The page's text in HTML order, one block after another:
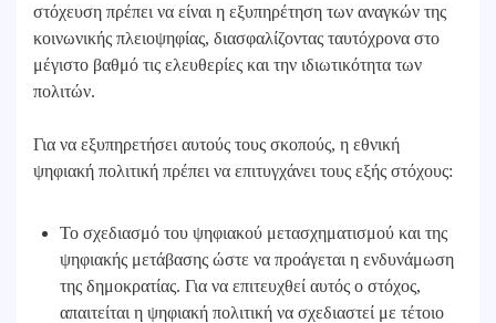
στόχευση πρέπει να είναι η εξυπηρέτηση των αναγκών της
κοινωνικής πλειοψηφίας, διασφαλίζοντας ταυτόχρονα στο
μέγιστο βαθμό τις ελευθερίες και την ιδιωτικότητα των
πολιτών.
Για να εξυπηρετήσει αυτούς τους σκοπούς, η εθνική
ψηφιακή πολιτική πρέπει να επιτυγχάνει τους εξής στόχους:
Το σχεδιασμό του ψηφιακού μετασχηματισμού και της
ψηφιακής μετάβασης ώστε να προάγεται η ενδυνάμωση
της δημοκρατίας. Για να επιτευχθεί αυτός ο στόχος,
απαιτείται η ψηφιακή πολιτική να σχεδιαστεί με τέτοιο